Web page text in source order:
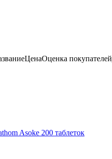
ЦенаОценка покупателей